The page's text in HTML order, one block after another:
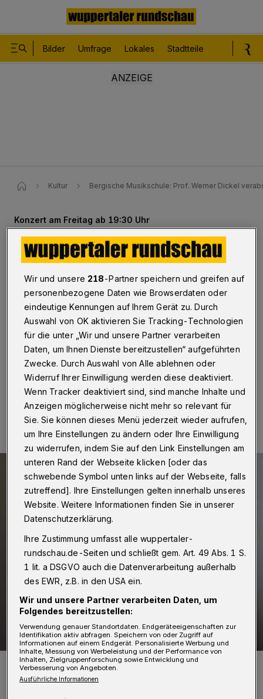
Bilder Umfrage Lokales Stadtteile
Kultur Bergische Musikschule: Prof. Werner Dickel
Konzert am Freitag ab 19:30 Uhr
Bergische Musikschule: Prof.
Werner Dickel verabschiedet
sich
Wuppertal
Das Abschiedskonzert von Prof. Werner
Dickel beginnt am Freitag (13. Juni 2025) um 19:30
Uhr in der Wuppertaler Immanuelskirche (Sternstraße
73).
10.06.2025 , 13:20 Uhr Eine Minute Lesezeit
Prof. Werner Dickel.
Foto: Bergische Musikschule
Wir und unsere 218-Partner speichern und greifen auf
personenbezogene Daten wie Browserdaten oder
eindeutige Kennungen auf Ihrem Gerät zu. Durch
Auswahl von OK aktivieren Sie Tracking-Technologien
für die unter „Wir und unsere Partner verarbeiten
Daten, um Ihnen Dienste bereitzustellen“ aufgeführten
Zwecke. Durch Auswahl von Alle ablehnen oder
Widerruf Ihrer Einwilligung werden diese deaktiviert.
Wenn Tracker deaktiviert sind, sind manche Inhalte und
Anzeigen möglicherweise nicht mehr so relevant für
Sie. Sie können dieses Menü jederzeit wieder aufrufen,
um Ihre Einstellungen zu ändern oder Ihre Einwilligung
zu widerrufen, indem Sie auf den Link Einstellungen am
unteren Rand der Webseite klicken [oder das
schwebende Symbol unten links auf der Webseite, falls
zutreffend]. Ihre Einstellungen gelten innerhalb unseres
Website. Weitere Informationen finden Sie in unserer
Datenschutzerklärung.
Ihre Zustimmung umfasst alle wuppertaler-
rundschau.de-Seiten und schließt gem. Art. 49 Abs. 1 S.
1 lit. a DSGVO auch die Datenverarbeitung außerhalb
des EWR, z.B. in den USA ein.
Wir und unsere Partner verarbeiten Daten, um
Folgendes bereitzustellen:
Verwendung genauer Standortdaten. Endgeräteeigenschaften zur
Identifikation aktiv abfragen. Speichern von oder Zugriff auf
Informationen auf einem Endgerät. Personalisierte Werbung und
Inhalte, Messung von Werbeleistung und der Performance von
Inhalten, Zielgruppenforschung sowie Entwicklung und
Verbesserung von Angeboten.
Ausführliche Informationen